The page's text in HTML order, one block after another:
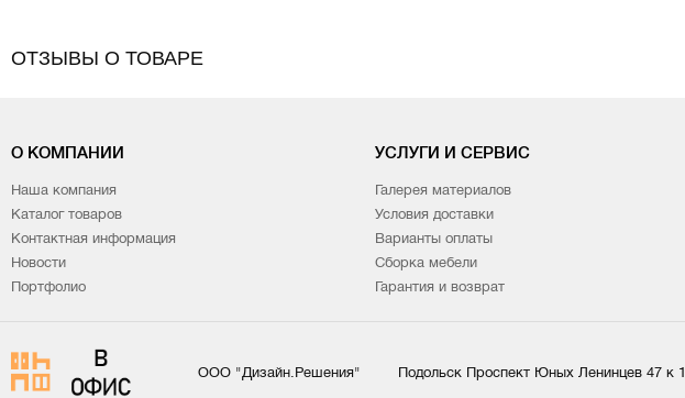
ОТЗЫВЫ О ТОВАРЕ
О КОМПАНИИ
Наша компания
Каталог товаров
Контактная информация
Новости
Портфолио
УСЛУГИ И СЕРВИС
Галерея материалов
Условия доставки
Варианты оплаты
Сборка мебели
Гарантия и возврат
ООО "Дизайн.Решения" Подольск Проспект Юных Ленинцев 47 к 1